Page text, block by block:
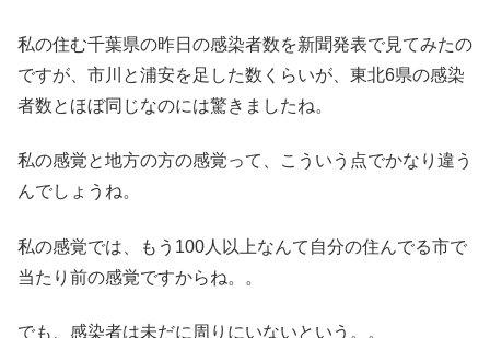
私の住む千葉県の昨日の感染者数を新聞発表で見てみたの
ですが、市川と浦安を足した数くらいが、東北6県の感染
者数とほぼ同じなのには驚きましたね。
私の感覚と地方の方の感覚って、こういう点でかなり違う
んでしょうね。
私の感覚では、もう100人以上なんて自分の住んでる市で
当たり前の感覚ですからね。。
でも、感染者は未だに周りにいないという。。